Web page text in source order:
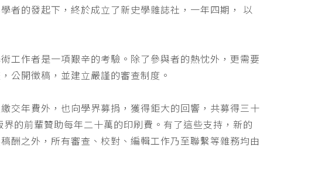
者的發起下，終於成立了新史學雜誌社，一年四期， 以
工作者是一項艱辛的考驗。除了參與者的熱忱外，更需要
公開徵稿，並建立嚴謹的審查制度。
交年費外，也向學界募捐，獲得鉅大的回響，共募得三十
的前輩贊助每年二十萬的印刷費。有了這些支持，新的
酬之外，所有審查、校對、編輯工作乃至聯繫等雜務均由